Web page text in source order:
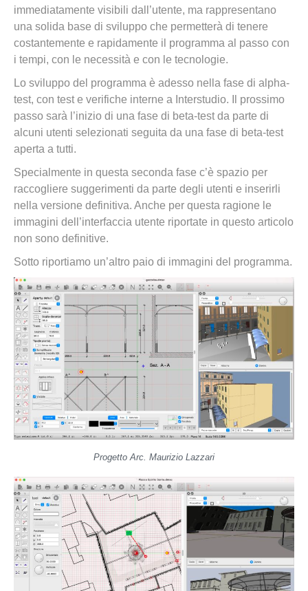
immediatamente visibili dall’utente, ma rappresentano
una solida base di sviluppo che permetterà di tenere
costantemente e rapidamente il programma al passo con
i tempi, con le necessità e con le tecnologie.
Lo sviluppo del programma è adesso nella fase di alpha-
test, con test e verifiche interne a Interstudio. Il prossimo
passo sarà l’inizio di una fase di beta-test da parte di
alcuni utenti selezionati seguita da una fase di beta-test
aperta a tutti.
Specialmente in questa seconda fase c’è spazio per
raccogliere suggerimenti da parte degli utenti e inserirli
nella versione definitiva. Anche per questa ragione le
immagini dell’interfaccia utente riportate in questo articolo
non sono definitive.
Sotto riportiamo un’altro paio di immagini del programma.
Progetto Arc. Maurizio Lazzari